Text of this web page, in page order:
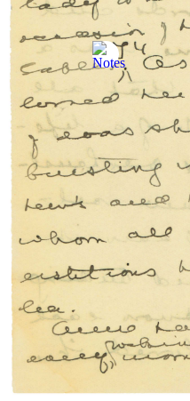
L. M. Montgomery
La vie et la
Riches d’allusions
Les racines et les
Autres sites et
Le processus
d’écriture
Écrire dans la
Le manuscrit que
Imagination et
Rédaction et
Qu’est-ce qu’il y
L’île de
L.M. Montgomery
Le jardin du golfe
L’Île et ses habitants
Le Cavendish de
Découvrir le
La maison familiale
La maison Green
À la découverte de
d’Anne